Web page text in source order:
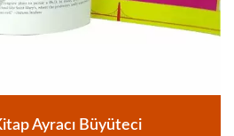
Ayracı Büyüteci